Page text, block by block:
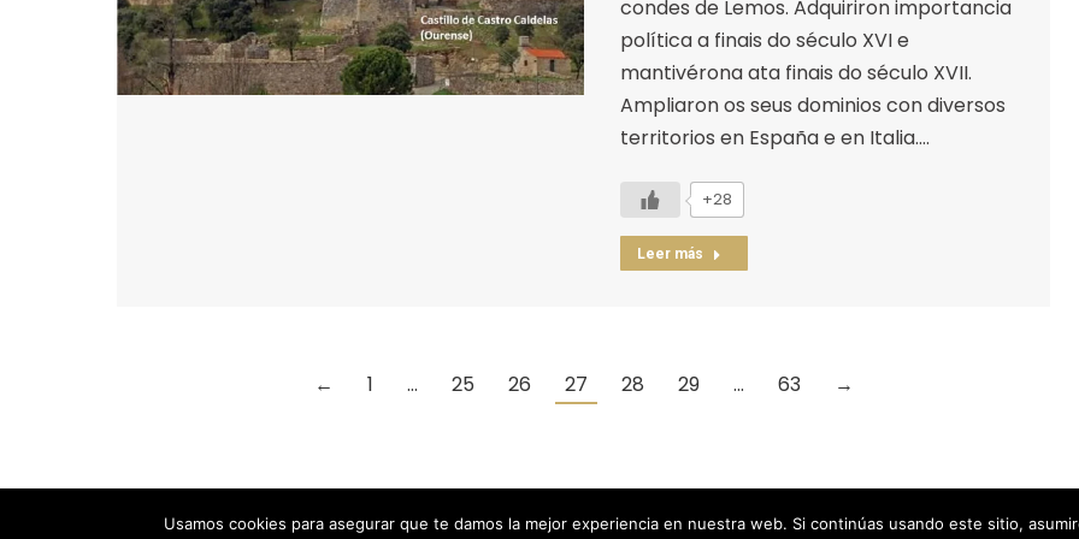
condes de Lemos. Adquiriron importancia
política a finais do século XVI e
mantivérona ata finais do século XVII.
Ampliaron os seus dominios con diversos
territorios en España e en Italia.…
+28
Leer más
← 1 … 25 26 27 28 29 … 63 →
Designed by Animation Graphics POLÍTICA DE PRIVACIDAD |
Usamos cookies para asegurar que te damos la mejor experiencia en nuestra web. Si continúas usando este sitio,